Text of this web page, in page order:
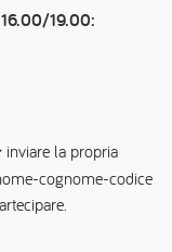
19.00:
inviare la propria
cognome-codice